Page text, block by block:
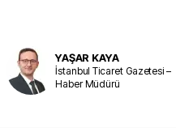
YAŞAR KAYA
İstanbul Ticaret Gazetesi –
Haber Müdürü